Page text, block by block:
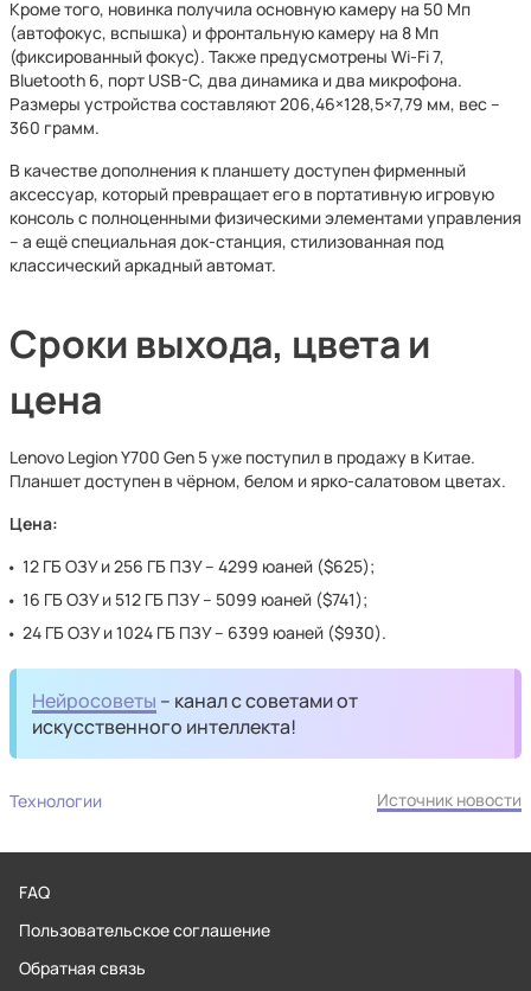
Кроме того, новинка получила основную камеру на 50 Мп
(автофокус, вспышка) и фронтальную камеру на 8 Мп
(фиксированный фокус). Также предусмотрены Wi-Fi 7,
Bluetooth 6, порт USB-C, два динамика и два микрофона.
Размеры устройства составляют 206,46×128,5×7,79 мм, вес –
360 грамм.
В качестве дополнения к планшету доступен фирменный
аксессуар, который превращает его в портативную игровую
консоль с полноценными физическими элементами управления
– а ещё специальная док-станция, стилизованная под
классический аркадный автомат.
Сроки выхода, цвета и
цена
Lenovo Legion Y700 Gen 5 уже поступил в продажу в Китае.
Планшет доступен в чёрном, белом и ярко-салатовом цветах.
Цена:
12 ГБ ОЗУ и 256 ГБ ПЗУ – 4299 юаней ($625);
16 ГБ ОЗУ и 512 ГБ ПЗУ – 5099 юаней ($741);
24 ГБ ОЗУ и 1024 ГБ ПЗУ – 6399 юаней ($930).
Нейросоветы – канал с советами от
искусственного интеллекта!
Технологии Источник новости
FAQ
Пользовательское соглашение
Обратная связь